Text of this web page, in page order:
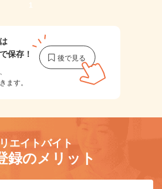
1
保存！
ます。
エイトバイト
録のメリット